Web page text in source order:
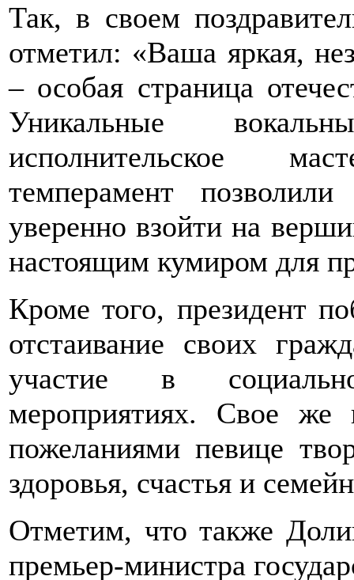
Так, в своем
отметил: «Ваша яркая,
– особая страница
Уникальные
исполнительское
темперамент
уверенно взойти на
настоящим кумиром для
Кроме того, президент
отстаивание своих
участие в
мероприятиях. Свое же
пожеланиями певице
здоровья, счастья и
Отметим, что также
премьер-министра